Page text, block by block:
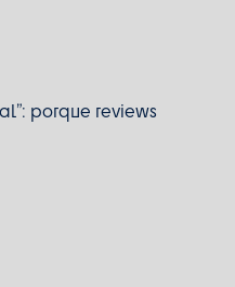
porque reviews